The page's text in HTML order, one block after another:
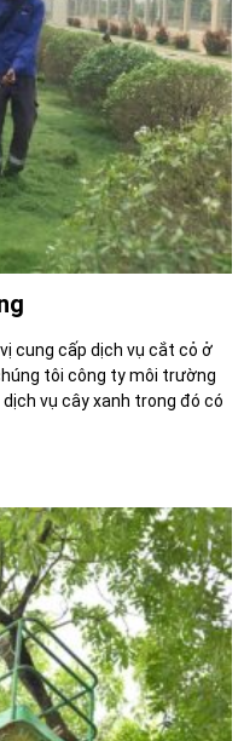
cung cấp dịch vụ cắt cỏ ở
tôi công ty môi trường
vụ cây xanh trong đó có